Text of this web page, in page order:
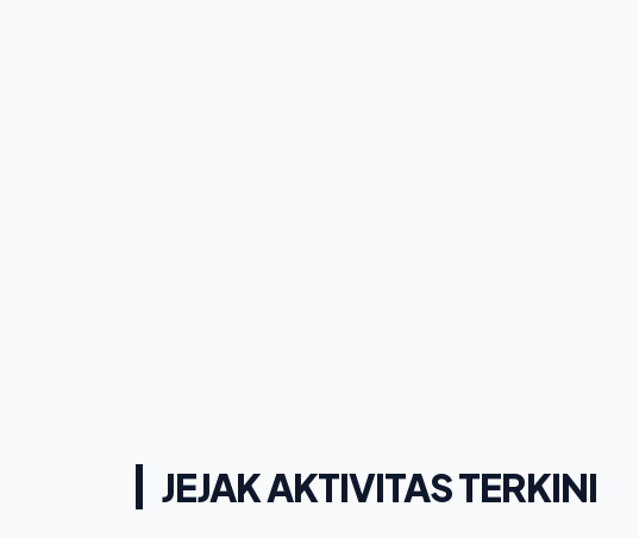
JEJAK AKTIVITAS TERKINI